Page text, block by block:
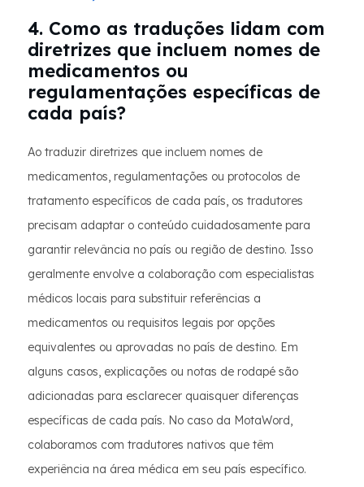
4. Como as traduções lidam com
diretrizes que incluem nomes de
medicamentos ou
regulamentações específicas de
cada país?
Ao traduzir diretrizes que incluem nomes de
medicamentos, regulamentações ou protocolos de
tratamento específicos de cada país, os tradutores
precisam adaptar o conteúdo cuidadosamente para
garantir relevância no país ou região de destino. Isso
geralmente envolve a colaboração com especialistas
médicos locais para substituir referências a
medicamentos ou requisitos legais por opções
equivalentes ou aprovadas no país de destino. Em
alguns casos, explicações ou notas de rodapé são
adicionadas para esclarecer quaisquer diferenças
específicas de cada país. No caso da MotaWord,
colaboramos com tradutores nativos que têm
experiência na área médica em seu país específico.